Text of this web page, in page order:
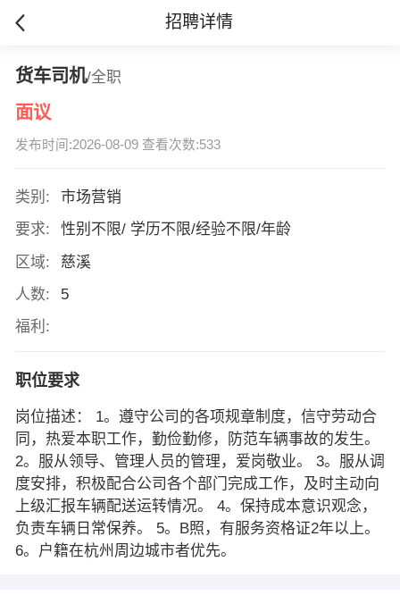
招聘详情
货车司机/全职
面议
发布时间:2026-08-09 查看次数:533
类别:
市场营销
要求:
性别不限/ 学历不限/经验不限/年龄
区域:
慈溪
人数:
5
福利:
职位要求
岗位描述： 1。遵守公司的各项规章制度，信守劳动合
同，热爱本职工作，勤俭勤修，防范车辆事故的发生。
2。服从领导、管理人员的管理，爱岗敬业。 3。服从调
度安排，积极配合公司各个部门完成工作，及时主动向
上级汇报车辆配送运转情况。 4。保持成本意识观念，
负责车辆日常保养。 5。B照，有服务资格证2年以上。
6。户籍在杭州周边城市者优先。